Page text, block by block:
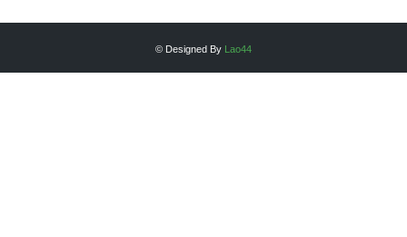
© Designed By Lao44